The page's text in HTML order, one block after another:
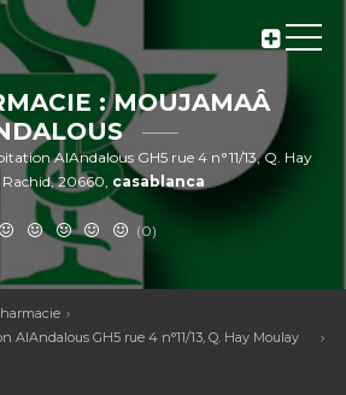
: MOUJAMAÂ
AlAndalous GH5 rue 4 n°11/13, Q. Hay
20660, casablanca
(0)
AlAndalous GH5 rue 4 n°11/13, Q. Hay Moulay